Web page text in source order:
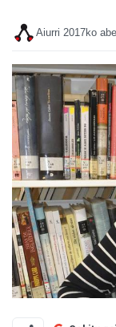
Aiurri 2017ko